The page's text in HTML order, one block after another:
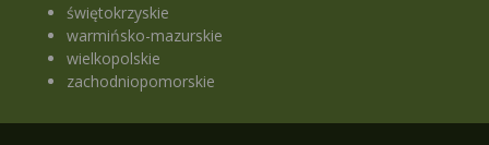
świętokrzyskie
warmińsko-mazurskie
wielkopolskie
zachodniopomorskie